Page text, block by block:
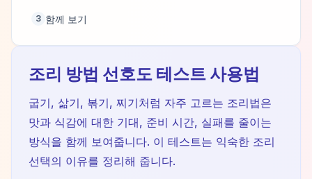
3 함께 보기
조리 방법 선호도 테스트 사용법
굽기, 삶기, 볶기, 찌기처럼 자주 고르는 조리법은
맛과 식감에 대한 기대, 준비 시간, 실패를 줄이는
방식을 함께 보여줍니다. 이 테스트는 익숙한 조리
선택의 이유를 정리해 줍니다.